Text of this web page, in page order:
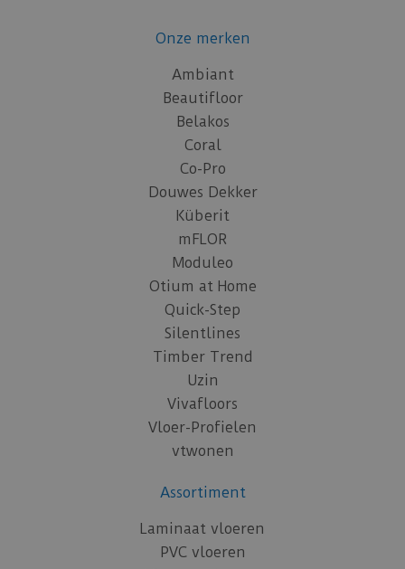
Onze merken
Ambiant
Beautifloor
Belakos
Coral
Co-Pro
Douwes Dekker
Küberit
mFLOR
Moduleo
Otium at Home
Quick-Step
Silentlines
Timber Trend
Uzin
Vivafloors
Vloer-Profielen
vtwonen
Assortiment
Laminaat vloeren
PVC vloeren